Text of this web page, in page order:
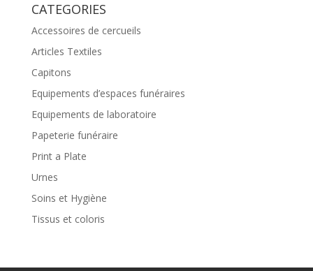
CATEGORIES
Accessoires de cercueils
Articles Textiles
Capitons
Equipements d’espaces funéraires
Equipements de laboratoire
Papeterie funéraire
Print a Plate
Urnes
Soins et Hygiène
Tissus et coloris